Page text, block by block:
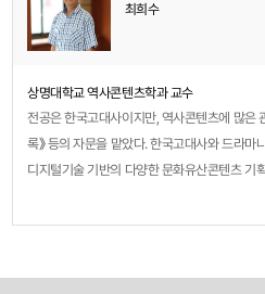
최희수
상명대학교 역사콘텐츠학과 교수
전공은 한국고대사이지만, 역사콘텐츠에 많은
록》 등의 자문을 맡았다. 한국고대사와 드라마
디지털기술 기반의 다양한 문화유산콘텐츠 기